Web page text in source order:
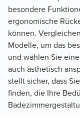
besondere
ergonomische
können.
Modelle, um das
und wählen Sie
auch ästhetisch
stellt sicher, dass
finden, die Ihre